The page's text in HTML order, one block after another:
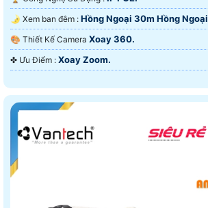
🌛 Xem ban đêm : Hồng Ngoại 30m Hồng Ngoại
🎨 Thiết Kế Camera Xoay 360.
️✤ Ưu Điểm : Xoay Zoom.